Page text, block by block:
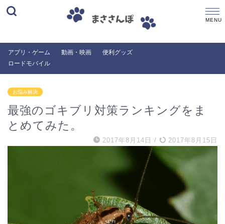
アプリ・ゲーム
ロードモバイル
動画・映画 便利グッズ
お悩み解決
最強のゴキブリ対策ランキングをま
とめてみた。
2017年8月14日 / 2017年8月15日